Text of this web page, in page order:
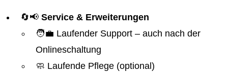
🔄📢 Service & Erweiterungen
🧑‍💼 Laufender Support – auch nach der
Onlineschaltung
🧼 Laufende Pflege (optional)